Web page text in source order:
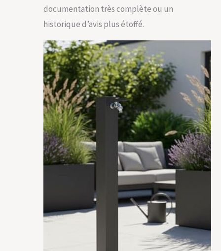
documentation très complète ou un
historique d’avis plus étoffé.